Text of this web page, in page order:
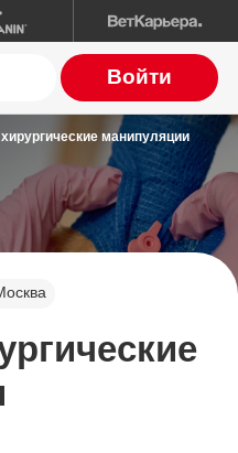
Войти
манипуляции